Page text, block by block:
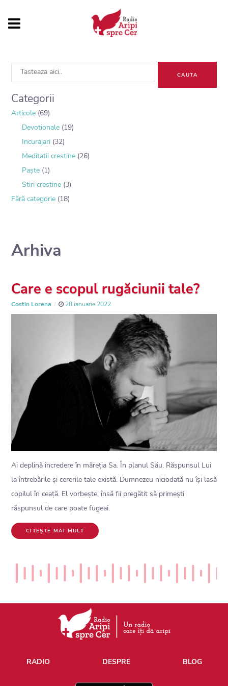
Arhiva
Care e scopul rugăciunii tale?
Costin Lorena 28 ianuarie 2022
Ai deplină încredere în măreția Sa. În planul Său. Răspunsul Lui
la întrebările și cererile tale există. Dumnezeu niciodată nu își lasă
copilul în ceață. El vorbește, însă fii pregătit să primești
răspunsul de care poate fugeai.
CITEȘTE MAI MULT
Categorii
Articole(69)
Devotionale(19)
Incurajari(32)
Meditatii crestine(26)
Paște(1)
Stiri crestine(3)
Fără categorie(18)
RADIO DESPRE BLOG